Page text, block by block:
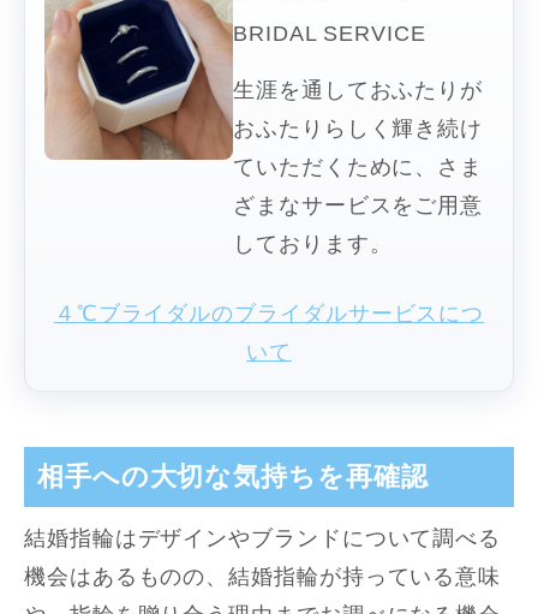
BRIDAL SERVICE
生涯を通しておふたりが
おふたりらしく輝き続け
ていただくために、さま
ざまなサービスをご用意
しております。
４℃ブライダルのブライダルサービスにつ
いて
相手への大切な気持ちを再確認
結婚指輪はデザインやブランドについて調べる
機会はあるものの、結婚指輪が持っている意味